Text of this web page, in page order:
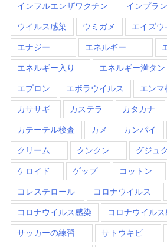
インフルエンザワクチン インプラ
ウイルス感染 ウミガメ エイズウ
エナジー エネルギー
エネルギー入り エネルギー満タン
エプロン エボラウイルス エンマ
カササギ カステラ カタカナ
カテーテル検査 カメ カンパイ
クリーム クンクン グジュ
ケロイド ゲップ コットン
コレステロール コロナウイルス
コロナウイルス感染 コロナウイル
サッカーの練習 サトウキビ